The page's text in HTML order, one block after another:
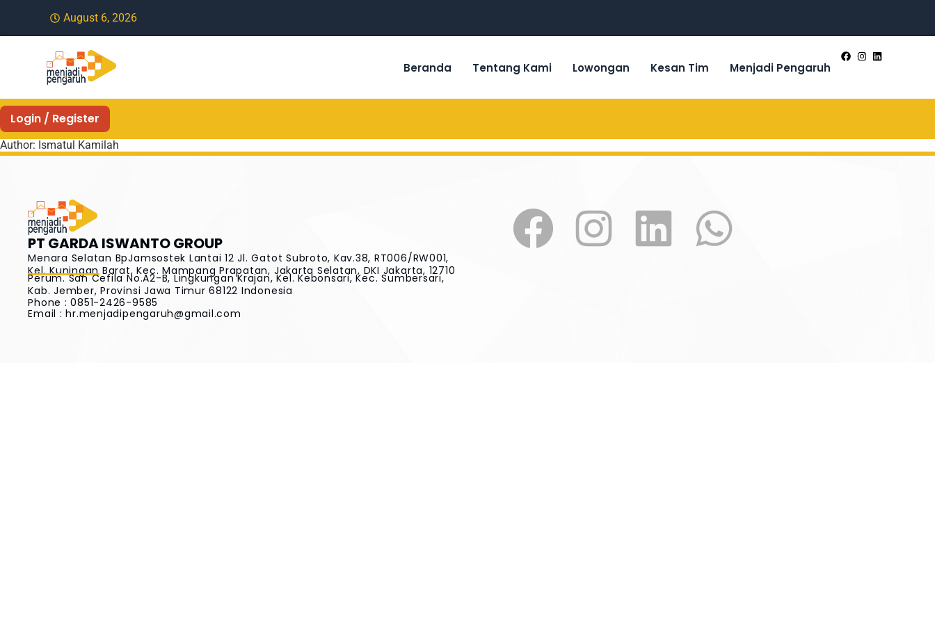
August 6, 2026
Beranda Tentang Kami Lowongan Kesan Tim Menjadi Pengaruh
Login / Register
Author: Ismatul Kamilah
PT GARDA ISWANTO GROUP
Menara Selatan BpJamsostek Lantai 12 Jl. Gatot Subroto, Kav.38, RT006/RW001,
Kel. Kuningan Barat, Kec. Mampang Prapatan, Jakarta Selatan, DKI Jakarta, 12710
Perum. San Cefila No.A2-B, Lingkungan Krajan, Kel. Kebonsari, Kec. Sumbersari,
Kab. Jember, Provinsi Jawa Timur 68122 Indonesia
Phone : 0851-2426-9585
Email :hr.menjadipengaruh@gmail.com